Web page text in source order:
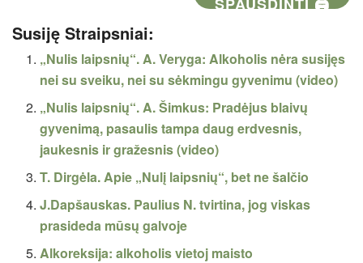
Susiję Straipsniai:
„Nulis laipsnių“. A. Veryga: Alkoholis nėra susijęs
nei su sveiku, nei su sėkmingu gyvenimu (video)
„Nulis laipsnių“. A. Šimkus: Pradėjus blaivų
gyvenimą, pasaulis tampa daug erdvesnis,
jaukesnis ir gražesnis (video)
T. Dirgėla. Apie „Nulį laipsnių“, bet ne šalčio
J.Dapšauskas. Paulius N. tvirtina, jog viskas
prasideda mūsų galvoje
Alkoreksija: alkoholis vietoj maisto